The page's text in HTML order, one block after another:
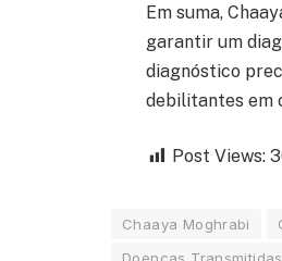
Em suma,
garantir um
diagnóstico
debilitantes em
Post Views:
Chaaya Moghrabi